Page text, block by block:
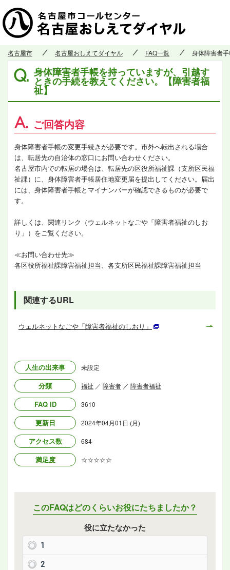
名古屋市 名古屋おしえてダイヤル FAQ一覧 身体障害者
Q. 身体障害者手帳を持っていますが、引越す
ときの手続を教えてください。【障害者福
祉】
A. ご回答内容
身体障害者手帳の変更手続きが必要です。市外へ転出される場合
は、転居先の自治体の窓口にお問い合わせください。
名古屋市内での転居の場合は、転居先の区役所福祉課（支所区民福
祉課）に、身体障害者手帳居住地変更届を提出してください。届出
には、身体障害者手帳とマイナンバーが確認できるものが必要で
す。
詳しくは、関連リンク（ウェルネットなごや「障害者福祉のしお
り」）をご覧ください。
≪お問い合わせ先≫
各区役所福祉課障害福祉担当、各支所区民福祉課障害福祉担当
関連するURL
ウェルネットなごや「障害者福祉のしおり」
人生の出来事 未設定
分類 福祉 ／ 障害者 ／ 障害者福祉
FAQ ID 3610
更新日 2024年04月01日 (月)
アクセス数 684
満足度 ☆☆☆☆☆
このFAQはどのくらいお役にたちましたか？
役に立たなかった
1
2